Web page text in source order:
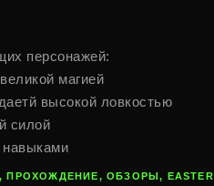
персонажей:
магией
высокой ловкостью
силой
ОБЗОРЫ, EASTER